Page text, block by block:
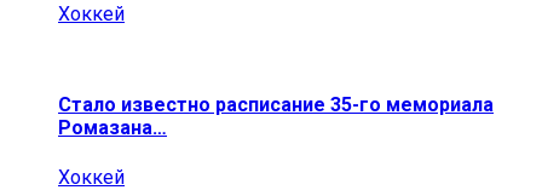
Хоккей
Стало известно расписание 35-го мемориала
Ромазана…
Хоккей